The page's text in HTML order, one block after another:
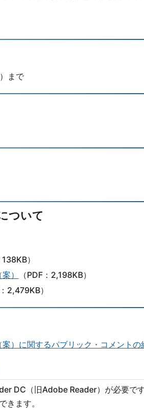
まで
ついて
138KB）
）
（PDF：2,198KB）
2,479KB）
）に関するパブリック・コメントの
DC（旧Adobe Reader）が必要です
きます。